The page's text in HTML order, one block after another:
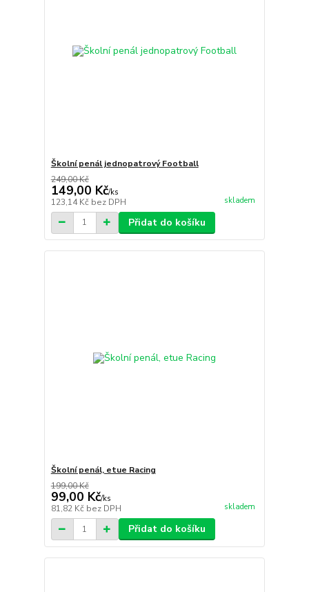
Školní penál jednopatrový Football
249,00 Kč
149,00 Kč/ks
123,14 Kč bez DPH skladem
Přidat do košíku
Školní penál, etue Racing
199,00 Kč
99,00 Kč/ks
81,82 Kč bez DPH skladem
Přidat do košíku